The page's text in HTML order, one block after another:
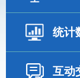
统计
互动